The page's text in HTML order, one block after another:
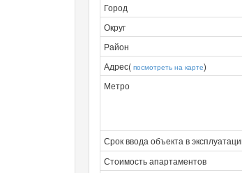
Город
Округ
Район
Адрес( посмотреть на карте)
Метро
Срок ввода объекта в
Стоимость апартаментов